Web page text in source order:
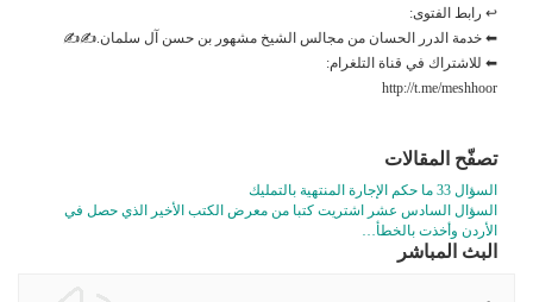
↩ رابط الفتوى:
⬅ خدمة الدرر الحسان من مجالس الشيخ مشهور بن حسن آل سلمان.✍✍
⬅ للاشتراك في قناة التلغرام:
http://t.me/meshhoor
تصفّح المقالات
السؤال 33 ما حكم الإجارة المنتهية بالتمليك
السؤال السادس عشر اشتريت كتبا من معرض الكتب الأخير الذي حصل في
الأردن وأخذت بالخطأ…
البث المباشر